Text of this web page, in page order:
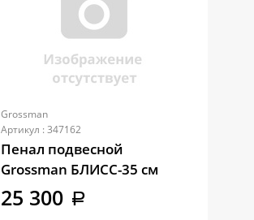
Grossman
Артикул : 347162
Пенал подвесной
Grossman БЛИСС-35 см
универсальный, графит
матовый (303546)
25 300 a